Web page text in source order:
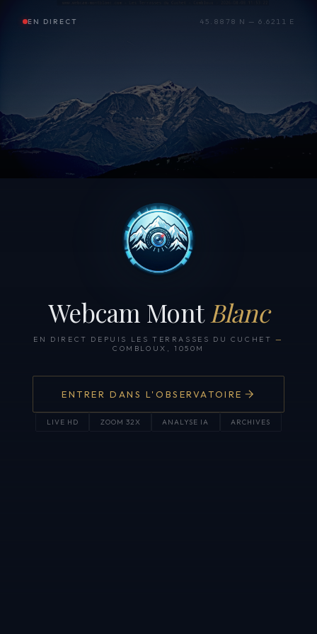
EN DIRECT 45.8878 N — 6.6211 E
Webcam Mont Blanc
EN DIRECT DEPUIS LES TERRASSES DU CUCHET —
COMBLOUX, 1050M
ENTRER DANS L'OBSERVATOIRE
LIVE HD ZOOM 32X ANALYSE IA ARCHIVES